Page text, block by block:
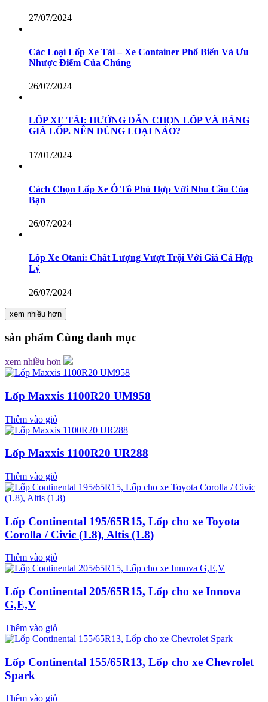
27/07/2024
Các Loại Lốp Xe Tải – Xe Container Phổ Biến Và Ưu
Nhược Điểm Của Chúng
26/07/2024
LỐP XE TẢI: HƯỚNG DẪN CHỌN LỐP VÀ BẢNG
GIÁ LỐP. NÊN DÙNG LOẠI NÀO?
17/01/2024
Cách Chọn Lốp Xe Ô Tô Phù Hợp Với Nhu Cầu Của
Bạn
26/07/2024
Lốp Xe Otani: Chất Lượng Vượt Trội Với Giá Cả Hợp
Lý
26/07/2024
xem nhiều hơn
sản phẩm Cùng danh mục
xem nhiều hơn
Lốp Maxxis 1100R20 UM958
Thêm vào giỏ
Lốp Maxxis 1100R20 UR288
Thêm vào giỏ
Lốp Continental 195/65R15, Lốp cho xe Toyota
Corolla / Civic (1.8), Altis (1.8)
Thêm vào giỏ
Lốp Continental 205/65R15, Lốp cho xe Innova
G,E,V
Thêm vào giỏ
Lốp Continental 155/65R13, Lốp cho xe Chevrolet
Spark
Thêm vào giỏ